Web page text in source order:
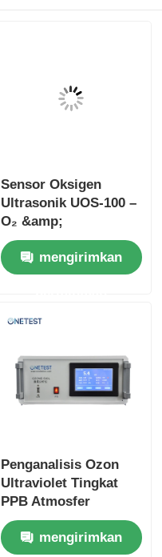
Sensor Oksigen
Ultrasonik UOS-100 –
O₂ &amp;
Pengukuran Aliran
mengirimkan
Penganalisis Ozon
Ultraviolet Tingkat
PPB Atmosfer
Penganalisis Gas
Ozon mengirimkan